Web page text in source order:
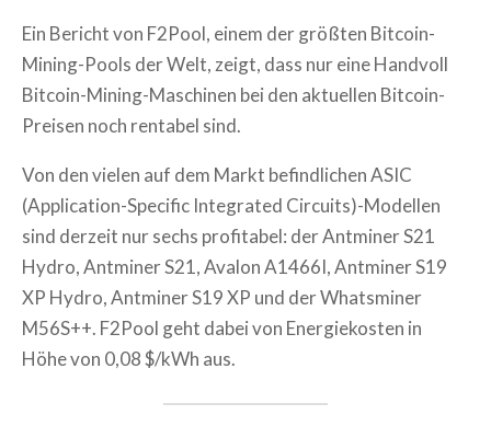
Ein Bericht von F2Pool, einem der größten Bitcoin-
Mining-Pools der Welt, zeigt, dass nur eine Handvoll
Bitcoin-Mining-Maschinen bei den aktuellen Bitcoin-
Preisen noch rentabel sind.
Von den vielen auf dem Markt befindlichen ASIC
(Application-Specific Integrated Circuits)-Modellen
sind derzeit nur sechs profitabel: der Antminer S21
Hydro, Antminer S21, Avalon A1466I, Antminer S19
XP Hydro, Antminer S19 XP und der Whatsminer
M56S++. F2Pool geht dabei von Energiekosten in
Höhe von 0,08 $/kWh aus.